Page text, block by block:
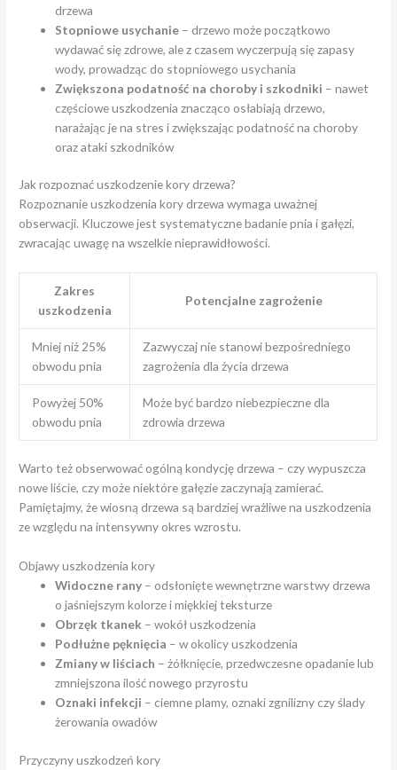
drzewa
Stopniowe usychanie – drzewo może początkowo
wydawać się zdrowe, ale z czasem wyczerpują się zapasy
wody, prowadząc do stopniowego usychania
Zwiększona podatność na choroby i szkodniki – nawet
częściowe uszkodzenia znacząco osłabiają drzewo,
narażając je na stres i zwiększając podatność na choroby
oraz ataki szkodników
Jak rozpoznać uszkodzenie kory drzewa?
Rozpoznanie uszkodzenia kory drzewa wymaga uważnej
obserwacji. Kluczowe jest systematyczne badanie pnia i gałęzi,
zwracając uwagę na wszelkie nieprawidłowości.
Zakres
uszkodzenia
Potencjalne zagrożenie
Mniej niż 25%
obwodu pnia
Zazwyczaj nie stanowi bezpośredniego
zagrożenia dla życia drzewa
Powyżej 50%
obwodu pnia
Może być bardzo niebezpieczne dla
zdrowia drzewa
Warto też obserwować ogólną kondycję drzewa – czy wypuszcza
nowe liście, czy może niektóre gałęzie zaczynają zamierać.
Pamiętajmy, że wiosną drzewa są bardziej wrażliwe na uszkodzenia
ze względu na intensywny okres wzrostu.
Objawy uszkodzenia kory
Widoczne rany – odsłonięte wewnętrzne warstwy drzewa
o jaśniejszym kolorze i miękkiej teksturze
Obrzęk tkanek – wokół uszkodzenia
Podłużne pęknięcia – w okolicy uszkodzenia
Zmiany w liściach – żółknięcie, przedwczesne opadanie lub
zmniejszona ilość nowego przyrostu
Oznaki infekcji – ciemne plamy, oznaki zgnilizny czy ślady
żerowania owadów
Przyczyny uszkodzeń kory